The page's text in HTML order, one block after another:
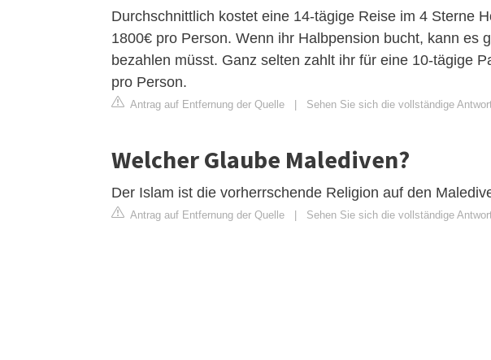
Durchschnittlich kostet eine 14-tägige Reise im 4 Sterne
1800€ pro Person. Wenn ihr Halbpension bucht, kann es
bezahlen müsst. Ganz selten zahlt ihr für eine 10-tägige
pro Person.
Antrag auf Entfernung der Quelle | Sehen Sie sich die vollständige
Welcher Glaube Malediven?
Der Islam ist die vorherrschende Religion auf den
Antrag auf Entfernung der Quelle | Sehen Sie sich die vollständige